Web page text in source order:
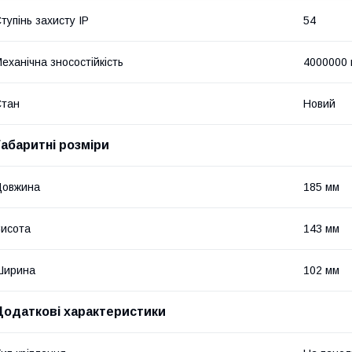
захисту IP 54
зносостійкість 4000000
Новий
розміри
185 мм
143 мм
102 мм
характеристики